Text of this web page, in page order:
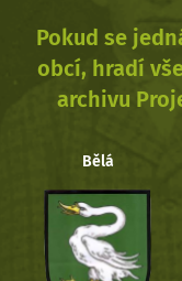
Pokud se
obcí, hradí
archivu
Bělá